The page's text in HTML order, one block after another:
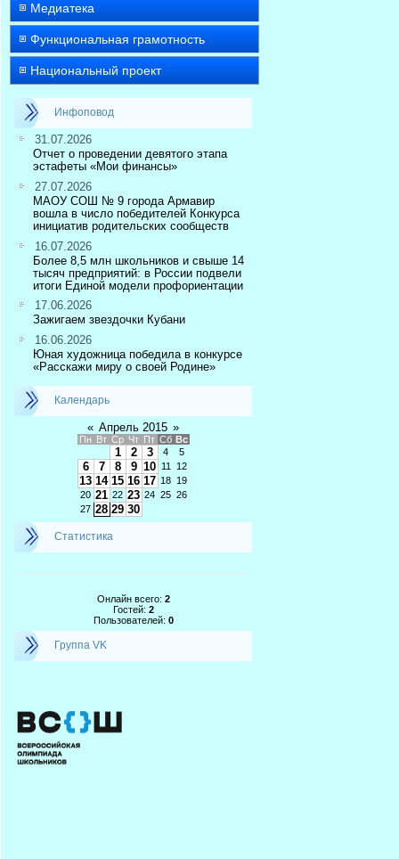
Медиатека
Функциональная грамотность
Национальный проект
Инфоповод
31.07.2026
Отчет о проведении девятого этапа
эстафеты «Мои финансы»
27.07.2026
МАОУ СОШ № 9 города Армавир
вошла в число победителей Конкурса
инициатив родительских сообществ
16.07.2026
Более 8,5 млн школьников и свыше 14
тысяч предприятий: в России подвели
итоги Единой модели профориентации
17.06.2026
Зажигаем звездочки Кубани
16.06.2026
Юная художница победила в конкурсе
«Расскажи миру о своей Родине»
Календарь
« Апрель 2015 »
Пн Вт Ср Чт Пт Сб Вс
1 2 3 4 5
6 7 8 9 10 11 12
13 14 15 16 17 18 19
20 21 22 23 24 25 26
27 28 29 30
Статистика
Онлайн всего: 2
Гостей: 2
Пользователей: 0
Группа VK